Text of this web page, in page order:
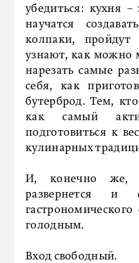
убедиться: кухня
научатся
колпаки, пройдут
узнают, как можно
нарезать самые
себя, как
бутерброд. Тем,
как самый
подготовиться к
кулинарных
И, конечно же,
развернется
голодным.
Вход свободный.